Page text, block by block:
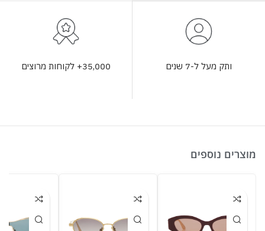
ותק מעל ל-7 שנים 35,000+ לקוחות מרוצים
מוצרים נוספים